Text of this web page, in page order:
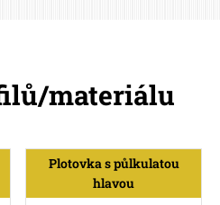
materiálu
Plotovka s půlkulatou
hlavou